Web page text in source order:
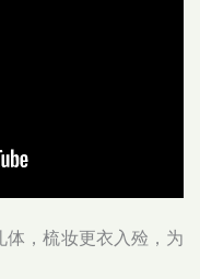
，梳妆更衣入殓，为